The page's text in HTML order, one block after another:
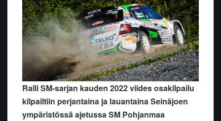
Ralli SM-sarjan kauden 2022 viides osakilpailu
kilpailtiin perjantaina ja lauantaina Seinäjoen
ympäristössä ajetussa SM Pohjanmaa